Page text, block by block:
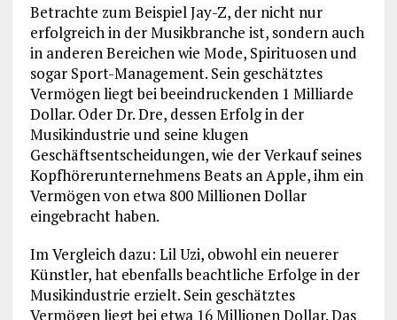
Betrachte zum Beispiel Jay-Z, der nicht nur
erfolgreich in der Musikbranche ist, sondern auch
in anderen Bereichen wie Mode, Spirituosen und
sogar Sport-Management. Sein geschätztes
Vermögen liegt bei beeindruckenden 1 Milliarde
Dollar. Oder Dr. Dre, dessen Erfolg in der
Musikindustrie und seine klugen
Geschäftsentscheidungen, wie der Verkauf seines
Kopfhörerunternehmens Beats an Apple, ihm ein
Vermögen von etwa 800 Millionen Dollar
eingebracht haben.
Im Vergleich dazu: Lil Uzi, obwohl ein neuerer
Künstler, hat ebenfalls beachtliche Erfolge in der
Musikindustrie erzielt. Sein geschätztes
Vermögen liegt bei etwa 16 Millionen Dollar. Das